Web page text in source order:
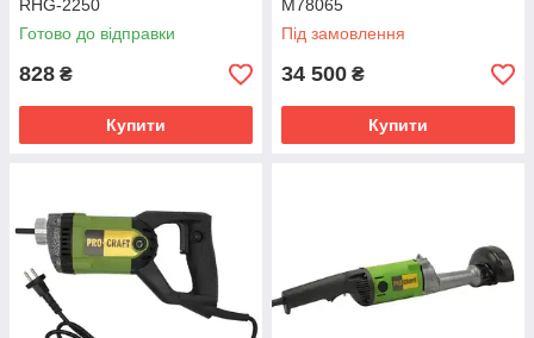
RHG-2250
Готово до відправки
828 ₴
Купити
M78065
Під замовлення
34 500 ₴
Купити